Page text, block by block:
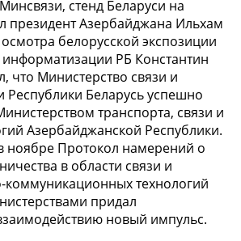
стенд Беларуси на
президент Азербайджана Ильхам
белорусской экспозиции
РБ Константин
что Министерство связи и
Беларусь успешно
транспорта, связи и
Азербайджанской Республики.
ноябре Протокол намерений о
в области связи и
технологий
придал
новый импульс.